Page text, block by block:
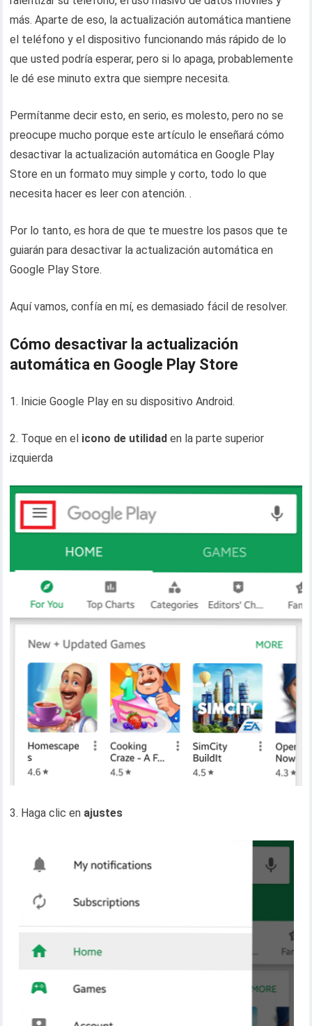
más. Aparte de eso, la actualización automática mantiene
el teléfono y el dispositivo funcionando más rápido de lo
que usted podría esperar, pero si lo apaga, probablemente
le dé ese minuto extra que siempre necesita.
Permítanme decir esto, en serio, es molesto, pero no se
preocupe mucho porque este artículo le enseñará cómo
desactivar la actualización automática en Google Play
Store en un formato muy simple y corto, todo lo que
necesita hacer es leer con atención. .
Por lo tanto, es hora de que te muestre los pasos que te
guiarán para desactivar la actualización automática en
Google Play Store.
Aquí vamos, confía en mí, es demasiado fácil de resolver.
Cómo desactivar la actualización
automática en Google Play Store
1. Inicie Google Play en su dispositivo Android.
2. Toque en el icono de utilidad en la parte superior
izquierda
3. Haga clic en ajustes